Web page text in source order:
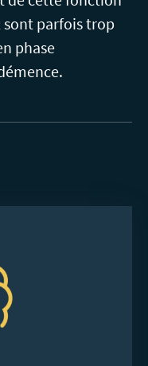
sont parfois trop
phase